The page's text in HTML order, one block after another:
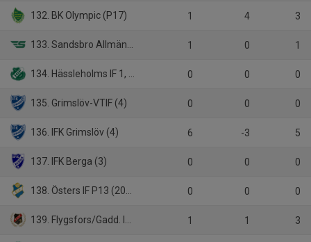
132. BK Olympic (P17) 1 4 3
133. Sandsbro Allmänna IK 1 0 1
134. Hässleholms IF 1, Skåneserie Pojkar 16 år 2025 0 0 0
135. Grimslöv-VTIF (4) 0 0 0
136. IFK Grimslöv (4) 6 -3 5
137. IFK Berga (3) 0 0 0
138. Östers IF P13 (2012) 0 0 0
139. Flygsfors/Gadd. IF (6) 1 1 3